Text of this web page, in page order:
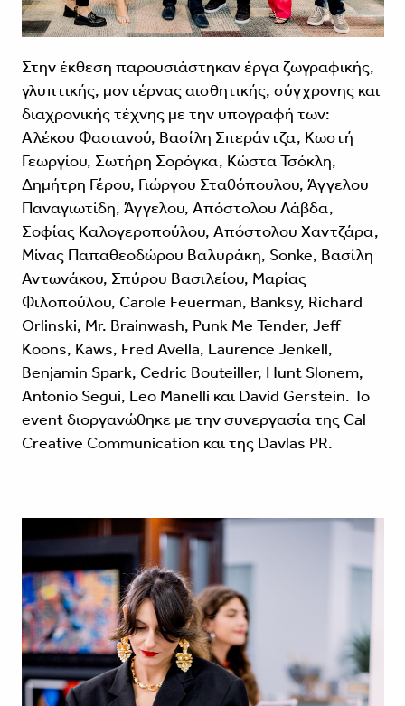
Στην έκθεση παρουσιάστηκαν έργα ζωγραφικής,
γλυπτικής, μοντέρνας αισθητικής, σύγχρονης και
διαχρονικής τέχνης με την υπογραφή των:
Αλέκου Φασιανού, Βασίλη Σπεράντζα, Κωστή
Γεωργίου, Σωτήρη Σορόγκα, Κώστα Τσόκλη,
Δημήτρη Γέρου, Γιώργου Σταθόπουλου, Άγγελου
Παναγιωτίδη, Άγγελου, Απόστολου Λάβδα,
Σοφίας Καλογεροπούλου, Απόστολου Χαντζάρα,
Μίνας Παπαθεοδώρου Βαλυράκη, Sonke, Βασίλη
Αντωνάκου, Σπύρου Βασιλείου, Μαρίας
Φιλοπούλου, Carole Feuerman, Banksy, Richard
Orlinski, Mr. Brainwash, Punk Me Tender, Jeff
Koons, Kaws, Fred Avella, Laurence Jenkell,
Benjamin Spark, Cedric Bouteiller, Hunt Slonem,
Antonio Segui, Leo Manelli και David Gerstein. To
event διοργανώθηκε με την συνεργασία της Cal
Creative Communication και της Davlas PR.